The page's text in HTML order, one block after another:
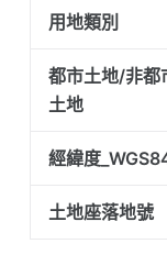
用地類別
都市土地/非都
土地
經緯度
土地座落地號